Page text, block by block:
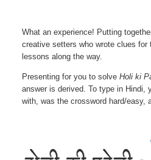
What an experience! Putting
creative setters who wrote clues
lessons along the way.
Presenting for you to solveHoli ki
answer is derived. To type in Hindi,
with, was the crossword hard/easy,